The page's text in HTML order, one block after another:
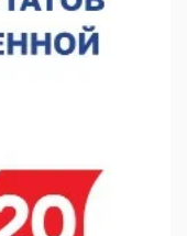
телерадиопрограмм